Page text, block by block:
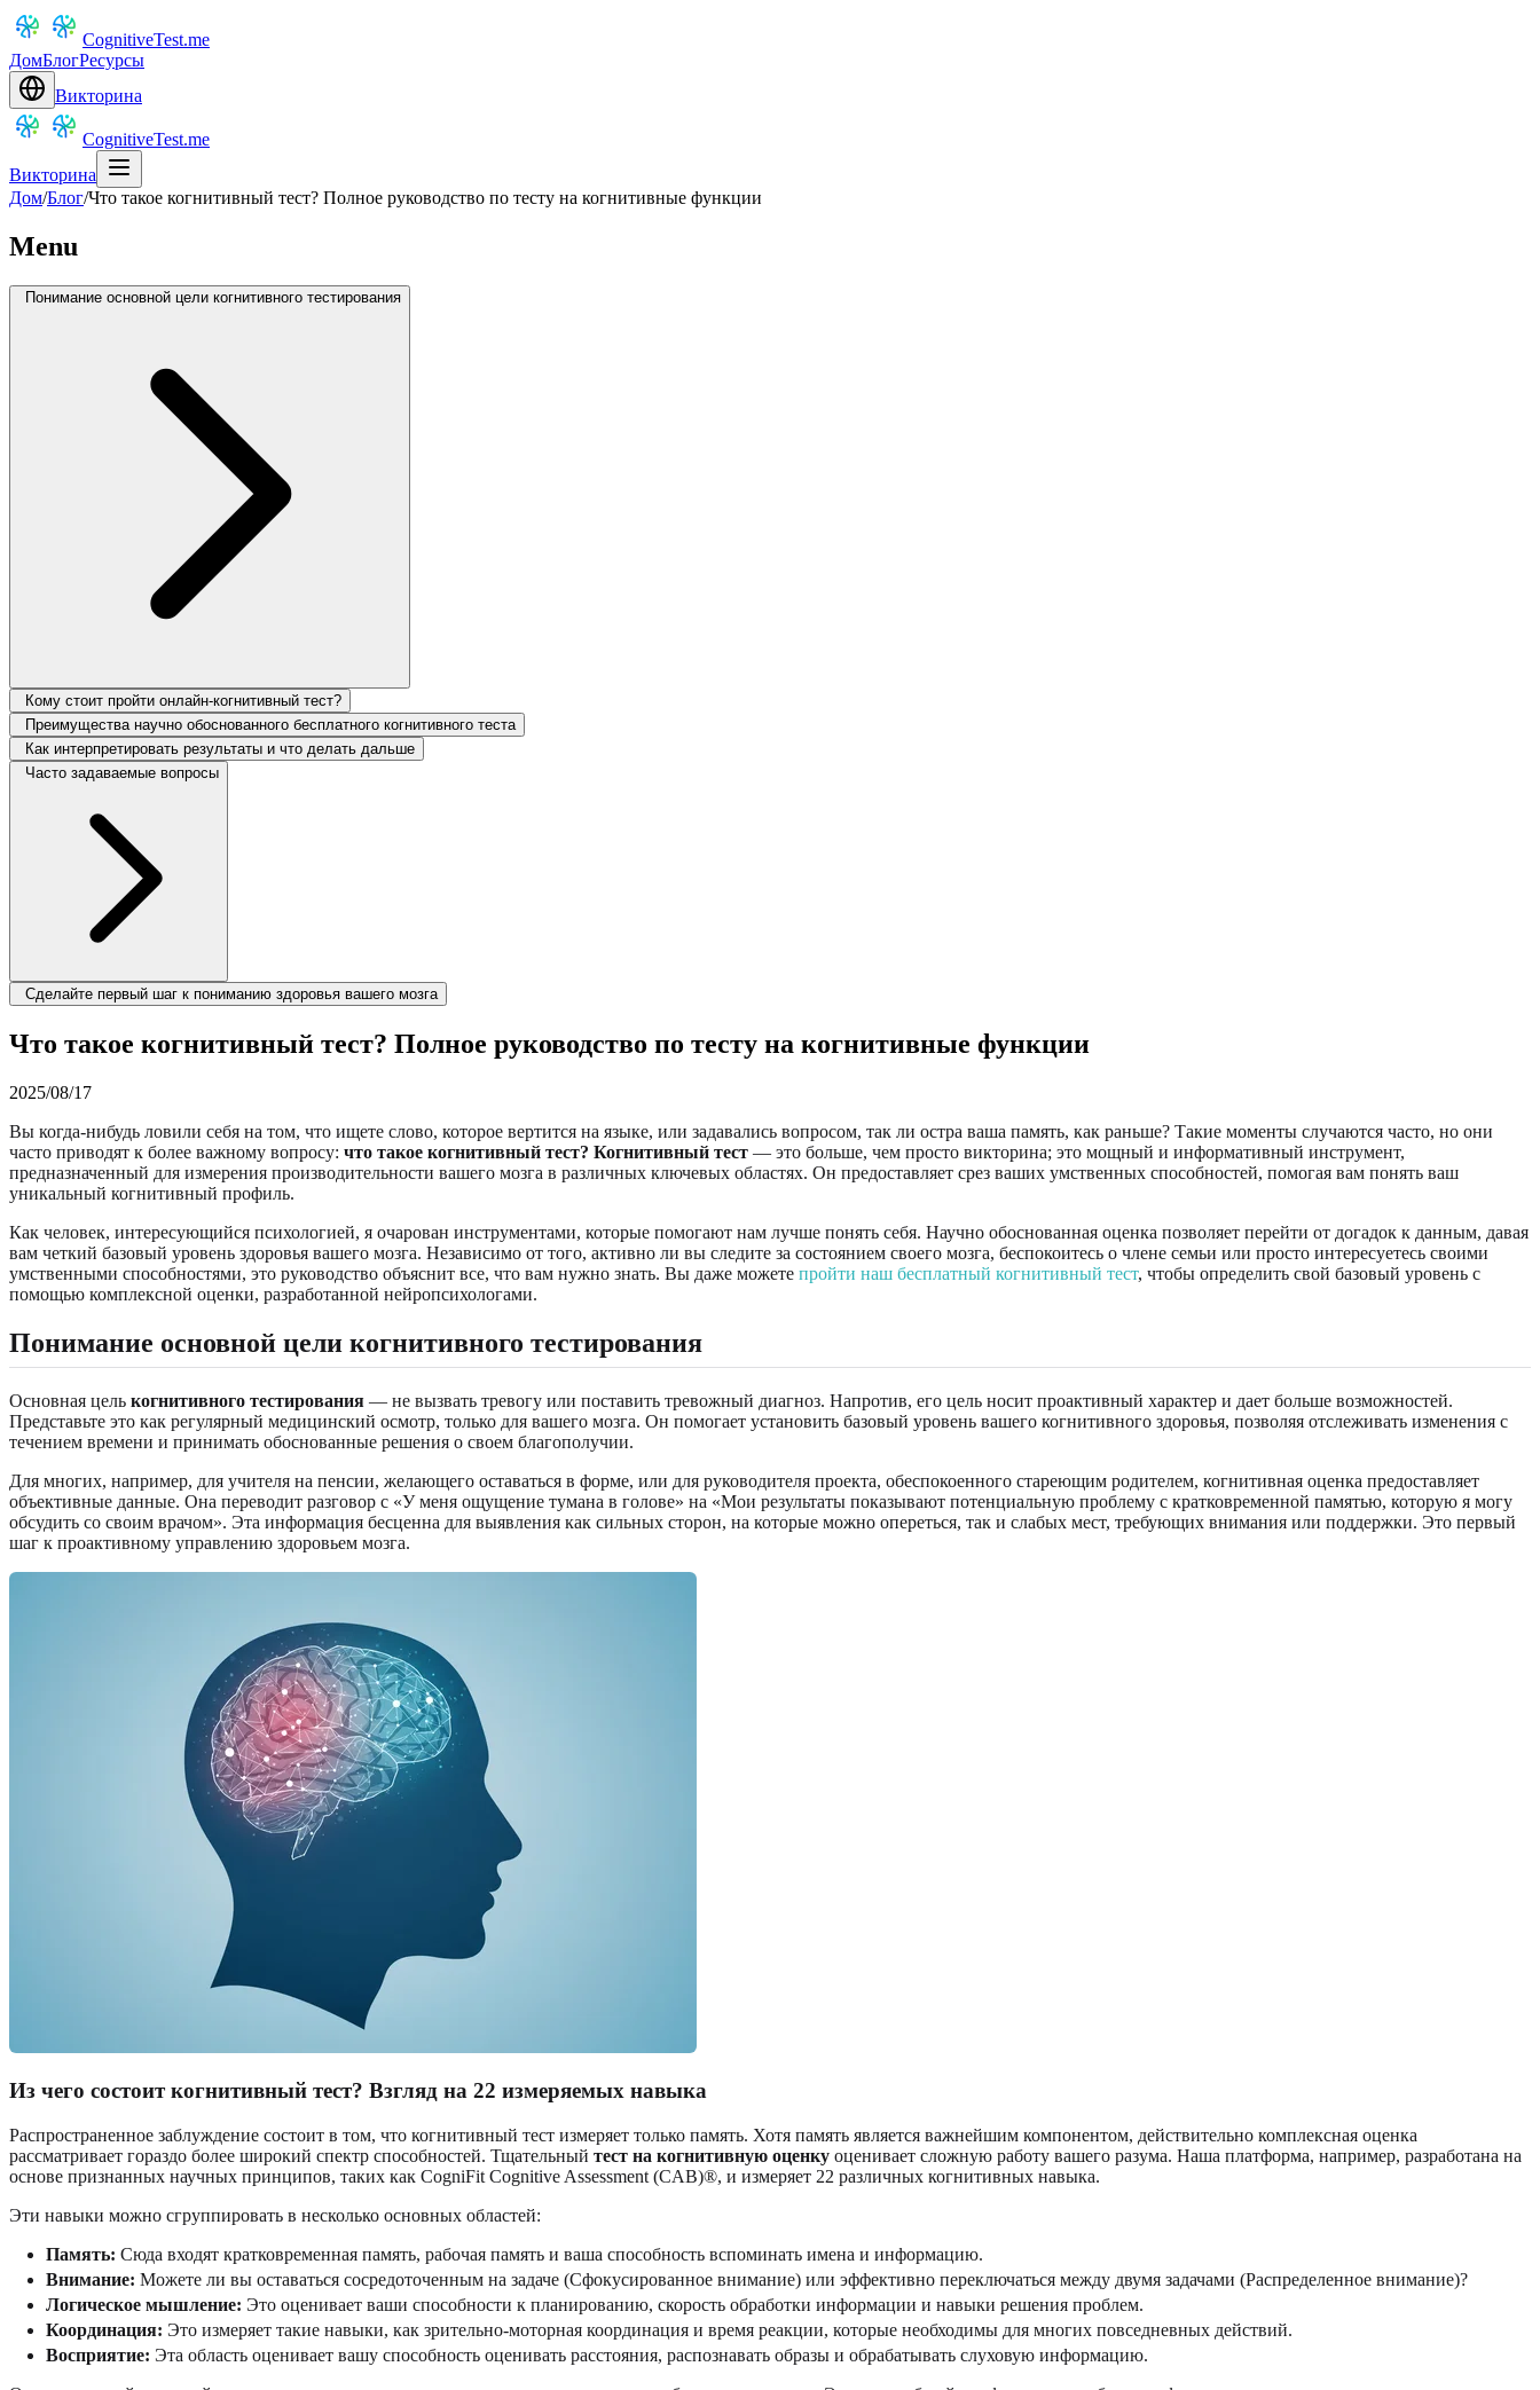
CognitiveTest.me
ДомБлогРесурсы
Викторина
CognitiveTest.me
Викторина
Дом/Блог/Что такое когнитивный тест? Полное руководство по тесту на когнитивные функции
Menu
Понимание основной цели когнитивного тестирования
Кому стоит пройти онлайн-когнитивный тест?
Преимущества научно обоснованного бесплатного когнитивного теста
Как интерпретировать результаты и что делать дальше
Часто задаваемые вопросы
Сделайте первый шаг к пониманию здоровья вашего мозга
Что такое когнитивный тест? Полное руководство по тесту на когнитивные функции
2025/08/17
Вы когда-нибудь ловили себя на том, что ищете слово, которое вертится на языке, или задавались вопросом, так ли остра ваша память, как раньше? Такие моменты случаются часто, но они
часто приводят к более важному вопросу: что такое когнитивный тест? Когнитивный тест — это больше, чем просто викторина; это мощный и информативный инструмент,
предназначенный для измерения производительности вашего мозга в различных ключевых областях. Он предоставляет срез ваших умственных способностей, помогая вам понять ваш
уникальный когнитивный профиль.
Как человек, интересующийся психологией, я очарован инструментами, которые помогают нам лучше понять себя. Научно обоснованная оценка позволяет перейти от догадок к данным, давая
вам четкий базовый уровень здоровья вашего мозга. Независимо от того, активно ли вы следите за состоянием своего мозга, беспокоитесь о члене семьи или просто интересуетесь своими
умственными способностями, это руководство объяснит все, что вам нужно знать. Вы даже можете пройти наш бесплатный когнитивный тест, чтобы определить свой базовый уровень с
помощью комплексной оценки, разработанной нейропсихологами.
Понимание основной цели когнитивного тестирования
Основная цель когнитивного тестирования — не вызвать тревогу или поставить тревожный диагноз. Напротив, его цель носит проактивный характер и дает больше возможностей.
Представьте это как регулярный медицинский осмотр, только для вашего мозга. Он помогает установить базовый уровень вашего когнитивного здоровья, позволяя отслеживать изменения с
течением времени и принимать обоснованные решения о своем благополучии.
Для многих, например, для учителя на пенсии, желающего оставаться в форме, или для руководителя проекта, обеспокоенного стареющим родителем, когнитивная оценка предоставляет
объективные данные. Она переводит разговор с «У меня ощущение тумана в голове» на «Мои результаты показывают потенциальную проблему с кратковременной памятью, которую я могу
обсудить со своим врачом». Эта информация бесценна для выявления как сильных сторон, на которые можно опереться, так и слабых мест, требующих внимания или поддержки. Это первый
шаг к проактивному управлению здоровьем мозга.
Из чего состоит когнитивный тест? Взгляд на 22 измеряемых навыка
Распространенное заблуждение состоит в том, что когнитивный тест измеряет только память. Хотя память является важнейшим компонентом, действительно комплексная оценка
рассматривает гораздо более широкий спектр способностей. Тщательный тест на когнитивную оценку оценивает сложную работу вашего разума. Наша платформа, например, разработана на
основе признанных научных принципов, таких как CogniFit Cognitive Assessment (CAB)®, и измеряет 22 различных когнитивных навыка.
Эти навыки можно сгруппировать в несколько основных областей:
Память: Сюда входят кратковременная память, рабочая память и ваша способность вспоминать имена и информацию.
Внимание: Можете ли вы оставаться сосредоточенным на задаче (Сфокусированное внимание) или эффективно переключаться между двумя задачами (Распределенное внимание)?
Логическое мышление: Это оценивает ваши способности к планированию, скорость обработки информации и навыки решения проблем.
Координация: Это измеряет такие навыки, как зрительно-моторная координация и время реакции, которые необходимы для многих повседневных действий.
Восприятие: Эта область оценивает вашу способность оценивать расстояния, распознавать образы и обрабатывать слуховую информацию.